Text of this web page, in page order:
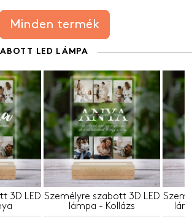
Minden termék
LED LÁMPA
3D LED Személyre szabott 3D LED
lámpa - Kollázs